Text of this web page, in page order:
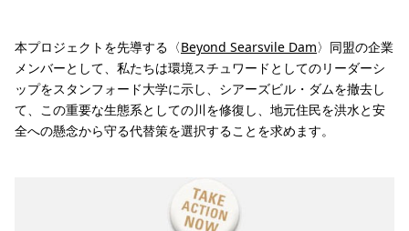
本プロジェクトを先導する〈Beyond Searsvile Dam〉同盟の企業
メンバーとして、私たちは環境スチュワードとしてのリーダーシ
ップをスタンフォード大学に示し、シアーズビル・ダムを撤去し
て、この重要な生態系としての川を修復し、地元住民を洪水と安
全への懸念から守る代替策を選択することを求めます。